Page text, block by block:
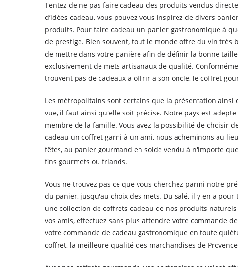
Tentez de ne pas faire cadeau des produits vendus
d’idées cadeau, vous pouvez vous inspirez de divers
produits. Pour faire cadeau un panier gastronomique à
de prestige. Bien souvent, tout le monde offre du vin très
de mettre dans votre panière afin de définir la bonne
exclusivement de mets artisanaux de qualité.
trouvent pas de cadeaux à offrir à son oncle, le coffret
Les métropolitains sont certains que la présentation
vue, il faut ainsi qu'elle soit précise. Notre pays est
membre de la famille. Vous avez la possibilité de choisir
cadeau un coffret garni à un ami, nous acheminons au
fêtes, au panier gourmand en solde vendu à n'importe
fins gourmets ou friands.
Vous ne trouvez pas ce que vous cherchez parmi notre
du panier, jusqu'au choix des mets. Du salé, il y en a
une collection de coffrets cadeau de nos produits
vos amis, effectuez sans plus attendre votre commande
votre commande de cadeau gastronomique en toute
coffret, la meilleure qualité des marchandises de